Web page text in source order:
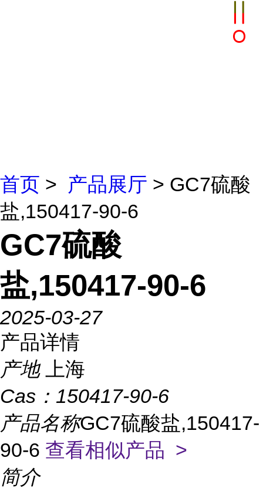
首页 > 产品展厅 > GC7硫酸
盐,150417-90-6
GC7硫酸
盐,150417-90-6
2025-03-27
产品详情
产地
上海
Cas： 150417-90-6
产品名称GC7硫酸盐,150417-
90-6 查看相似产品 >
简介